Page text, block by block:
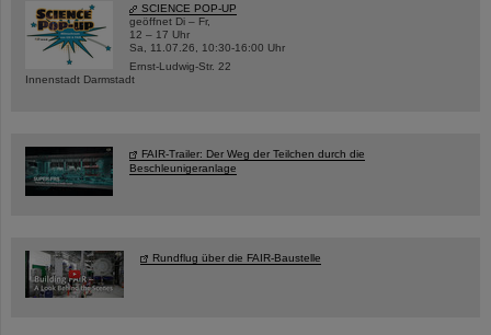
SCIENCE POP-UP
geöffnet Di – Fr,
12 – 17 Uhr
Sa, 11.07.26, 10:30-16:00 Uhr
Ernst-Ludwig-Str. 22
Innenstadt Darmstadt
FAIR-Trailer: Der Weg der Teilchen durch die
Beschleunigeranlage
Rundflug über die FAIR-Baustelle